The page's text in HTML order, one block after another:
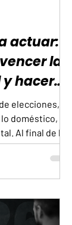
El
la
hacer
elecciones,
doméstico,
Al final de la
que esa
ha reducido
física. El
previas al